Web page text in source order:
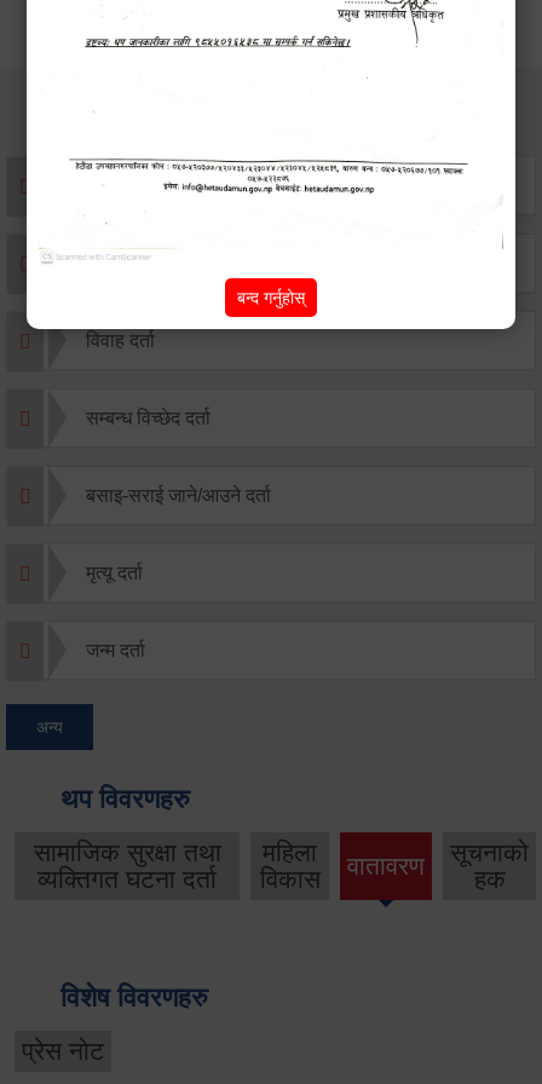
सेवाहरु
संस्था दर्ता सिफारिस
एकिकृत सम्पत्ति कर/घर जग्गा कर
विवाह दर्ता
सम्बन्ध विच्छेद दर्ता
बसाइ-सराई जाने/आउने दर्ता
मृत्यू दर्ता
जन्म दर्ता
अन्य
थप विवरणहरु
सामाजिक सुरक्षा तथा
व्यक्तिगत घटना दर्ता
महिला
विकास
वातावरण
सूचनाको
हक
विशेष विवरणहरु
प्रेस नोट
बन्द गर्नुहोस्